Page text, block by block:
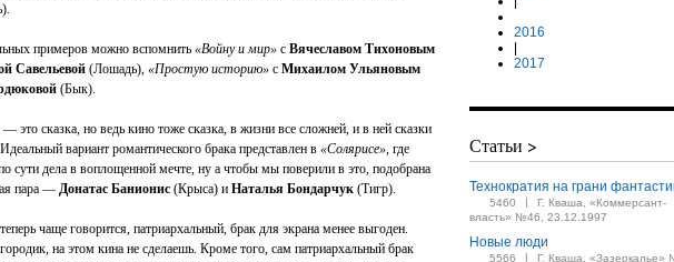
примеров можно вспомнить «Войну и мир» с Вячеславом Тихоновым
Савельевой (Лошадь), «Простую историю» с Михаилом Ульяновым
(Бык).
это сказка, но ведь кино тоже сказка, в жизни все сложней, и в ней сказки
вариант романтического брака представлен в «Солярисе», где
сути дела в воплощенной мечте, ну а чтобы мы поверили в это, подобрана
пара — Донатас Банионис (Крыса) и Наталья Бондарчук (Тигр).
чаще говорится, патриархальный, брак для экрана менее выгоден.
на этом кина не сделаешь. Кроме того, сам патриархальный брак
2016
2017
Статьи >
Технократия на грани
5460 |
Г. Кваша, «Коммерсант-
власть» №46, 23.12.1997
Новые люди
5566 |
Г. Кваша, «Зазеркалье»